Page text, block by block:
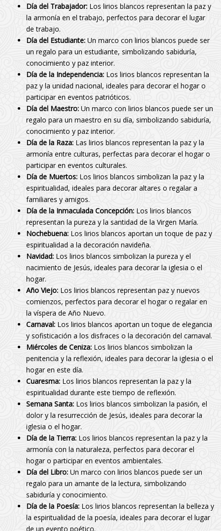
Día del Trabajador: Los lirios blancos representan la paz y
la armonía en el trabajo, perfectos para decorar el lugar
de trabajo.
Día del Estudiante: Un marco con lirios blancos puede ser
un regalo para un estudiante, simbolizando sabiduría,
conocimiento y paz interior.
Día de la Independencia: Los lirios blancos representan la
paz y la unidad nacional, ideales para decorar el hogar o
participar en eventos patrióticos.
Día del Maestro: Un marco con lirios blancos puede ser un
regalo para un maestro en su día, simbolizando sabiduría,
conocimiento y paz interior.
Día de la Raza: Las lirios blancos representan la paz y la
armonía entre culturas, perfectas para decorar el hogar o
participar en eventos culturales.
Día de Muertos: Los lirios blancos simbolizan la paz y la
espiritualidad, ideales para decorar altares o regalar a
familiares y amigos.
Día de la Inmaculada Concepción: Los lirios blancos
representan la pureza y la santidad de la Virgen María.
Nochebuena: Los lirios blancos aportan un toque de paz y
espiritualidad a la decoración navideña.
Navidad: Los lirios blancos simbolizan la pureza y el
nacimiento de Jesús, ideales para decorar la iglesia o el
hogar.
Año Viejo: Los lirios blancos representan paz y nuevos
comienzos, perfectos para decorar el hogar o regalar en
la víspera de Año Nuevo.
Carnaval: Los lirios blancos aportan un toque de elegancia
y sofisticación a los disfraces o la decoración del carnaval.
Miércoles de Ceniza: Los lirios blancos simbolizan la
penitencia y la reflexión, ideales para decorar la iglesia o el
hogar en este día.
Cuaresma: Los lirios blancos representan la paz y la
espiritualidad durante este tiempo de reflexión.
Semana Santa: Los lirios blancos simbolizan la pasión, el
dolor y la resurrección de Jesús, ideales para decorar la
iglesia o el hogar.
Día de la Tierra: Los lirios blancos representan la paz y la
armonía con la naturaleza, perfectos para decorar el
hogar o participar en eventos ambientales.
Día del Libro: Un marco con lirios blancos puede ser un
regalo para un amante de la lectura, simbolizando
sabiduría y conocimiento.
Día de la Poesía: Los lirios blancos representan la belleza y
la espiritualidad de la poesía, ideales para decorar el lugar
de un evento poético.